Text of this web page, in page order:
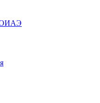
ОИАЭ